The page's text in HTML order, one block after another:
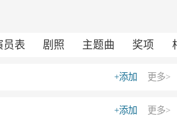
员表 剧照 主题曲 奖项
更多>
+添加
更多>
+添加